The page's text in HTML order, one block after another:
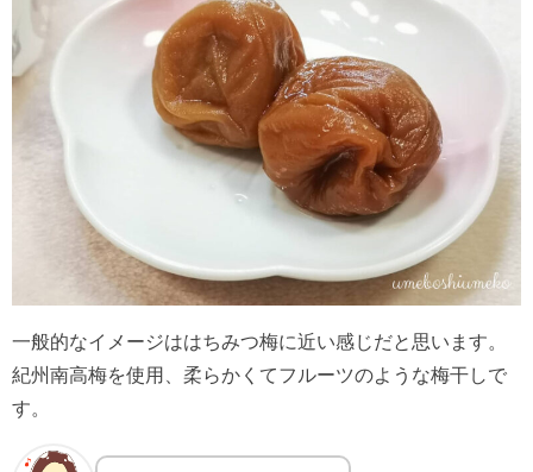
一般的なイメージははちみつ梅に近い感じだと思います。
紀州南高梅を使用、柔らかくてフルーツのような梅干しで
す。